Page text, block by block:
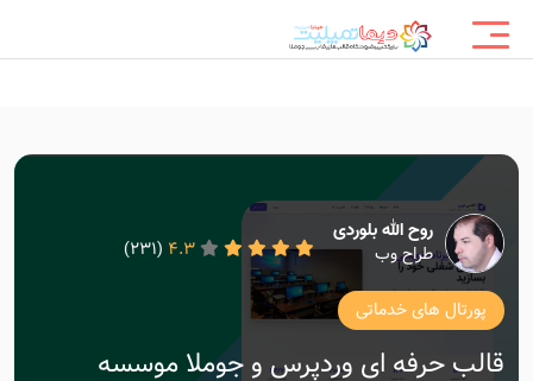
روح الله بلوردی
طراح وب
4.3
(231)
پورتال های خدماتی
قالب حرفه ای وردپرس و جوملا موسسه